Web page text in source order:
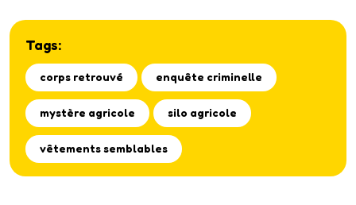
Tags:
corps retrouvé enquête criminelle
mystère agricole silo agricole
vêtements semblables